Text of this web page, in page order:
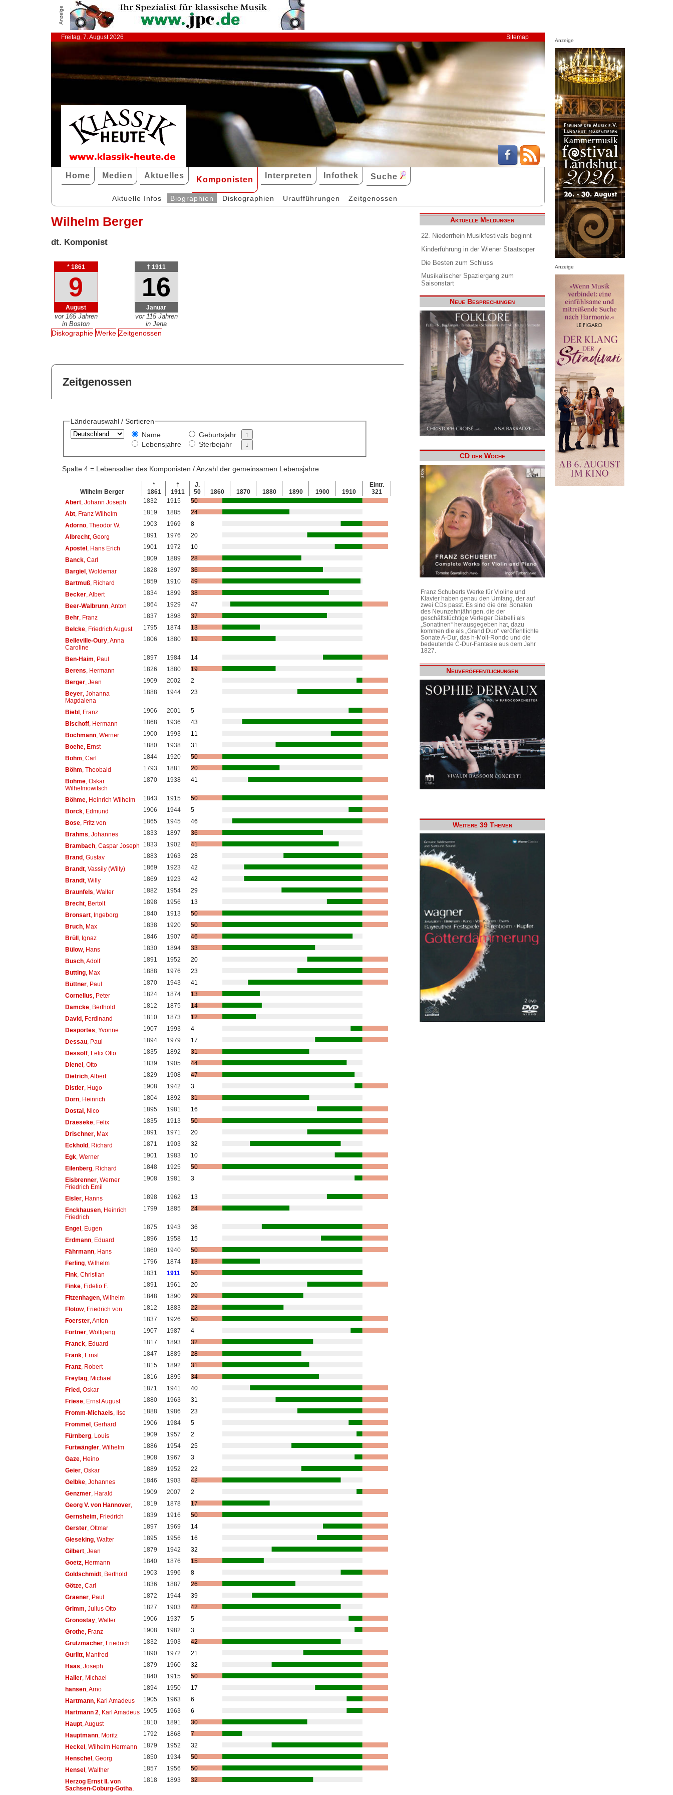
Anzeige
Freitag, 7. August 2026 Sitemap
Home Medien Aktuelles Komponisten Interpreten Infothek Suche
Aktuelle Infos Biographien Diskographien Uraufführungen Zeitgenossen
Wilhelm Berger
dt. Komponist
* 1861
9
August
vor 165 Jahren
in Boston
† 1911
16
Januar
vor 115 Jahren
in Jena
Diskographie Werke Zeitgenossen
Zeitgenossen
Länderauswahl / Sortieren
Name
Lebensjahre
Geburtsjahr
Sterbejahr
Spalte 4 = Lebensalter des Komponisten / Anzahl der gemeinsamen Lebensjahre
Wilhelm Berger
*
1861
†
1911
J.
50
1860 1870 1880 1890 1900 1910
Eintr.
321
Abert, Johann Joseph 1832 1915
50
Abt, Franz Wilhelm 1819 1885
24
Adorno, Theodor W. 1903 1969
8
Albrecht, Georg 1891 1976
20
Apostel, Hans Erich 1901 1972
10
Banck, Carl 1809 1889
28
Bargiel, Woldemar 1828 1897
36
Bartmuß, Richard 1859 1910
49
Becker, Albert 1834 1899
38
Beer-Walbrunn, Anton 1864 1929
47
Behr, Franz 1837 1898
37
Belcke, Friedrich August 1795 1874
13
Belleville-Oury, Anna
Caroline
1806 1880 19
Ben-Haim , Paul 1897 1984
14
Berens , Hermann 1826 1880
19
Berger, Jean 1909 2002
2
Beyer, Johanna
Magdalena
1888 1944 23
Biebl, Franz 1906 2001
5
Bischoff, Hermann 1868 1936
43
Bochmann, Werner 1900 1993
11
Boehe, Ernst 1880 1938
31
Bohm , Carl 1844 1920
50
Böhm , Theobald 1793 1881
20
Böhme, Oskar
Wilhelmowitsch
1870 1938 41
Böhme, Heinrich Wilhelm 1843 1915
50
Borck, Edmund 1906 1944
5
Bose, Fritz von 1865 1945
46
Brahms , Johannes 1833 1897
36
Brambach, Caspar Joseph 1833 1902
41
Brand, Gustav 1883 1963
28
Brandt, Vassily (Willy) 1869 1923
42
Brandt, Willy 1869 1923
42
Braunfels , Walter 1882 1954
29
Brecht, Bertolt 1898 1956
13
Bronsart, Ingeborg 1840 1913
50
Bruch, Max 1838 1920
50
Brüll, Ignaz 1846 1907
46
Bülow, Hans 1830 1894
33
Busch, Adolf 1891 1952
20
Butting, Max 1888 1976
23
Büttner, Paul 1870 1943
41
Cornelius , Peter 1824 1874
13
Damcke, Berthold 1812 1875
14
David, Ferdinand 1810 1873
12
Desportes , Yvonne 1907 1993
4
Dessau, Paul 1894 1979
17
Dessoff, Felix Otto 1835 1892
31
Dienel, Otto 1839 1905
44
Dietrich, Albert 1829 1908
47
Distler, Hugo 1908 1942
3
Dorn, Heinrich 1804 1892
31
Dostal, Nico 1895 1981
16
Draeseke, Felix 1835 1913
50
Drischner, Max 1891 1971
20
Eckhold, Richard 1871 1903
32
Egk, Werner 1901 1983
10
Eilenberg, Richard 1848 1925
50
Eisbrenner, Werner
Friedrich Emil
1908 1981 3
Eisler, Hanns 1898 1962
13
Enckhausen, Heinrich
Friedrich
1799 1885 24
Engel, Eugen 1875 1943
36
Erdmann, Eduard 1896 1958
15
Fährmann, Hans 1860 1940
50
Ferling, Wilhelm 1796 1874
13
Fink, Christian 1831 1911
50
Finke, Fidelio F. 1891 1961
20
Fitzenhagen, Wilhelm 1848 1890
29
Flotow, Friedrich von 1812 1883
22
Foerster, Anton 1837 1926
50
Fortner, Wolfgang 1907 1987
4
Franck, Eduard 1817 1893
32
Frank, Ernst 1847 1889
28
Franz, Robert 1815 1892
31
Freytag, Michael 1816 1895
34
Fried, Oskar 1871 1941
40
Friese, Ernst August 1880 1963
31
Fromm-Michaels , Ilse 1888 1986
23
Frommel, Gerhard 1906 1984
5
Fürnberg, Louis 1909 1957
2
Furtwängler, Wilhelm 1886 1954
25
Gaze, Heino 1908 1967
3
Geier, Oskar 1889 1952
22
Gelbke, Johannes 1846 1903
42
Genzmer, Harald 1909 2007
2
Georg V. von Hannover, 1819 1878
17
Gernsheim , Friedrich 1839 1916
50
Gerster, Ottmar 1897 1969
14
Gieseking, Walter 1895 1956
16
Gilbert, Jean 1879 1942
32
Goetz, Hermann 1840 1876
15
Goldschmidt, Berthold 1903 1996
8
Götze, Carl 1836 1887
26
Graener, Paul 1872 1944
39
Grimm , Julius Otto 1827 1903
42
Gronostay, Walter 1906 1937
5
Grothe, Franz 1908 1982
3
Grützmacher, Friedrich 1832 1903
42
Gurlitt, Manfred 1890 1972
21
Haas , Joseph 1879 1960
32
Haller, Michael 1840 1915
50
hansen, Arno 1894 1950
17
Hartmann, Karl Amadeus 1905 1963
6
Hartmann 2 , Karl Amadeus 1905 1963
6
Haupt, August 1810 1891
30
Hauptmann, Moritz 1792 1868
7
Heckel, Wilhelm Hermann 1879 1952
32
Henschel, Georg 1850 1934
50
Hensel, Walther 1857 1956
50
Herzog Ernst II. von
Sachsen-Coburg-Gotha
1818 1893 32
Aktuelle Meldungen
22. Niederrhein Musikfestivals beginnt
Kinderführung in der Wiener Staatsoper
Die Besten zum Schluss
Musikalischer Spaziergang zum
Saisonstart
Neue Besprechungen
CD der Woche
Franz Schuberts Werke für Violine und
Klavier haben genau den Umfang, der auf
zwei CDs passt. Es sind die drei Sonaten
des Neunzehnjährigen, die der
geschäftstüchtige Verleger Diabelli als
„Sonatinen“ herausgegeben hat, dazu
kommen die als „Grand Duo“ veröffentlichte
Sonate A-Dur, das h-Moll-Rondo und die
bedeutende C-Dur-Fantasie aus dem Jahr
1827.
Neuveröffentlichungen
Weitere 39 Themen
Anzeige
Anzeige